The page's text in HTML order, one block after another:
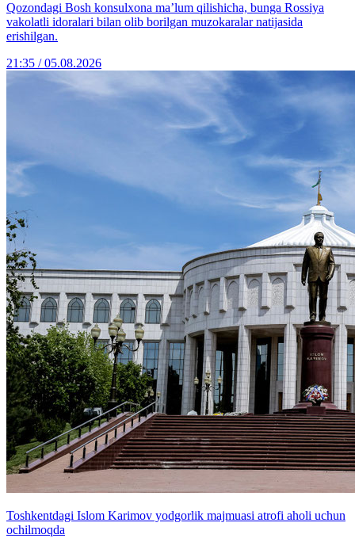
Qozondagi Bosh konsulxona ma’lum qilishicha, bunga Rossiya
vakolatli idoralari bilan olib borilgan muzokaralar natijasida
erishilgan.
21:35 / 05.08.2026
Toshkentdagi Islom Karimov yodgorlik majmuasi atrofi aholi uchun
ochilmoqda